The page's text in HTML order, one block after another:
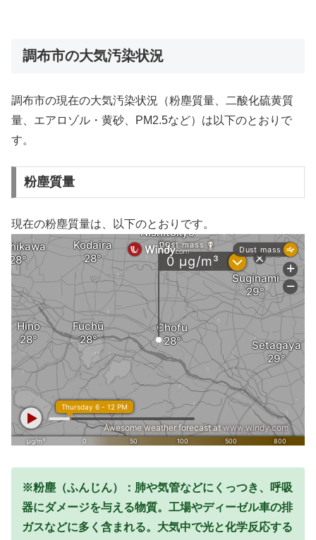
調布市の大気汚染状況
調布市の現在の大気汚染状況（粉塵質量、二酸化硫黄質
量、エアロゾル・黄砂、PM2.5など）は以下のとおりで
す。
粉塵質量
現在の粉塵質量は、以下のとおりです。
※粉塵（ふんじん）：肺や気管などにくっつき、呼吸
器にダメージを与える物質。工場やディーゼル車の排
ガスなどに多く含まれる。大気中で光と化学反応する